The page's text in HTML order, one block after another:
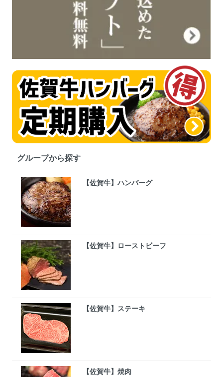
グループから探す
【佐賀牛】ハンバーグ
【佐賀牛】ローストビーフ
【佐賀牛】ステーキ
【佐賀牛】焼肉